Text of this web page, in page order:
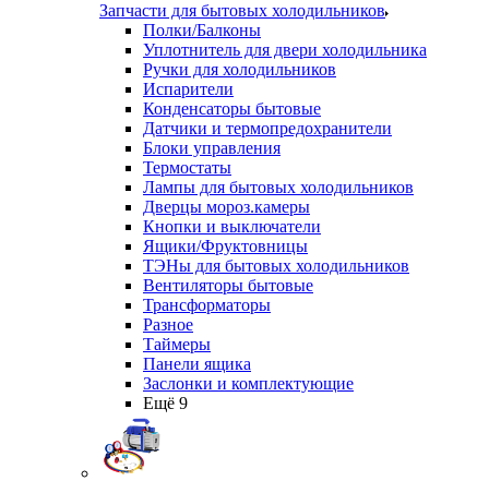
Запчасти для бытовых холодильников
Полки/Балконы
Уплотнитель для двери холодильника
Ручки для холодильников
Испарители
Конденсаторы бытовые
Датчики и термопредохранители
Блоки управления
Термостаты
Лампы для бытовых холодильников
Дверцы мороз.камеры
Кнопки и выключатели
Ящики/Фруктовницы
ТЭНы для бытовых холодильников
Вентиляторы бытовые
Трансформаторы
Разное
Таймеры
Панели ящика
Заслонки и комплектующие
Ещё 9